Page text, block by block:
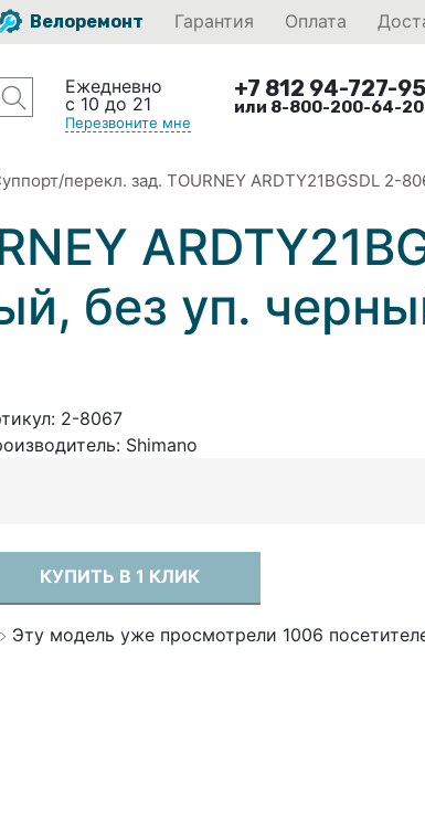
Велоремонт Гарантия Оплата
Ежедневно
с 10 до 21
Перезвоните мне
+7 812 94-727-95
или 8-800-200-64-20
перекл. зад. TOURNEY ARDTY21BGSDL 2-
без уп.
2-8067
Shimano
КУПИТЬ В 1 КЛИК
Эту модель уже просмотрели 1006